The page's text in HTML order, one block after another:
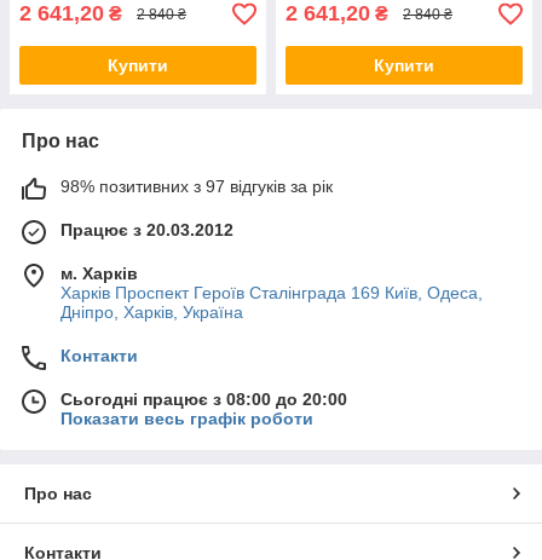
2 641,20 ₴ 2 840 ₴
Купити
2 641,20 ₴ 2 840 ₴
Купити
Про нас
98% позитивних з 97 відгуків за рік
Працює з 20.03.2012
м. Харків
Харків Проспект Героїв Сталінграда 169 Київ, Одеса,
Дніпро, Харків, Україна
Контакти
Сьогодні працює з 08:00 до 20:00
Показати весь графік роботи
Про нас
Контакти